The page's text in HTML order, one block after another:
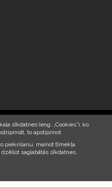
Auto SIA
sīkdatnes (eng. „Cookies”), ko
to apstiprinot.
piekrišanu, mainot tīmekļa
saglabātās sīkdatnes.